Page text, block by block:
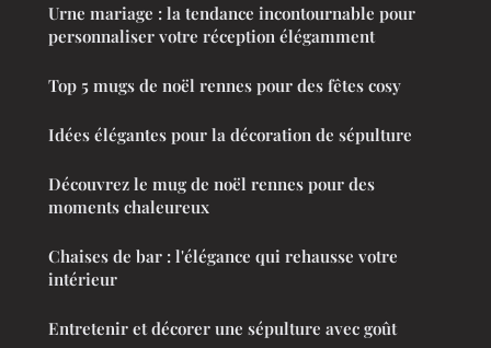
Urne mariage : la tendance incontournable pour
personnaliser votre réception élégamment
Top 5 mugs de noël rennes pour des fêtes cosy
Idées élégantes pour la décoration de sépulture
Découvrez le mug de noël rennes pour des
moments chaleureux
Chaises de bar : l'élégance qui rehausse votre
intérieur
Entretenir et décorer une sépulture avec goût